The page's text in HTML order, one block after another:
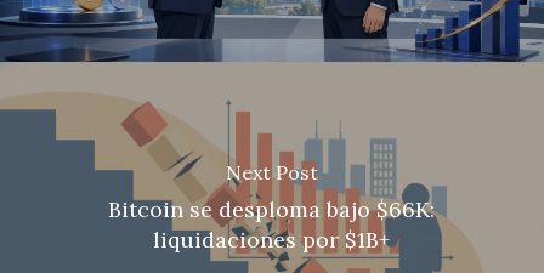
Next Post
Bitcoin se desploma bajo $66K:
liquidaciones por $1B+